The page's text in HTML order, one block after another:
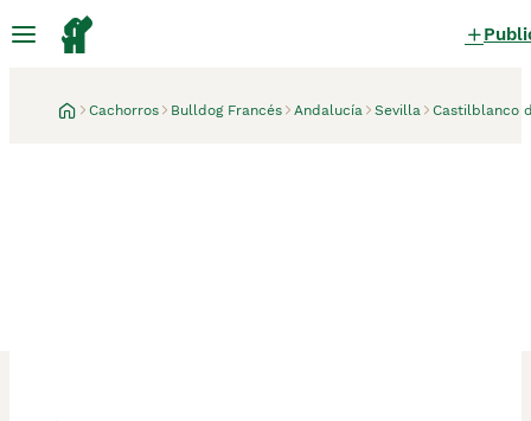
Cachorros Bulldog Francés Andalucía Sevilla Castilblanco